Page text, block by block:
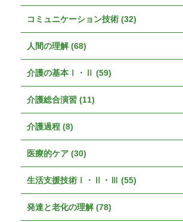
コミュニケーション技術 (32)
人間の理解 (68)
介護の基本Ⅰ・Ⅱ (59)
介護総合演習 (11)
介護過程 (8)
医療的ケア (30)
生活支援技術Ⅰ・Ⅱ・Ⅲ (55)
発達と老化の理解 (78)